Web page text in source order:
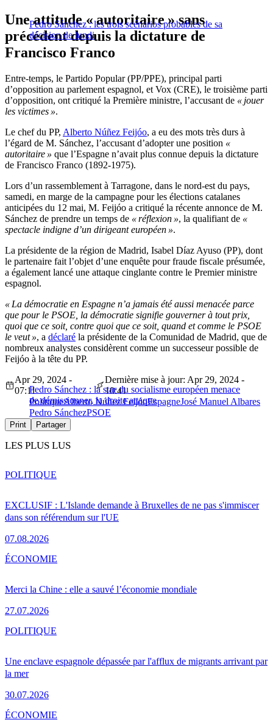
Pedro Sánchez : les trois scénarios probables de sa
décision de lundi
Une attitude « autoritaire » sans
précédent depuis la dictature de
Francisco Franco
Entre-temps, le Partido Popular (PP/PPE), principal parti
d’opposition au parlement espagnol, et Vox (CRE), le troisième parti
d’opposition, ont critiqué la Première ministre, l’accusant de « jouer
les victimes ».
Le chef du PP, Alberto Núñez Feijóo, a eu des mots très durs à
l’égard de M. Sánchez, l’accusant d’adopter une position «
autoritaire » que l’Espagne n’avait plus connue depuis la dictature
de Francisco Franco (1892-1975).
Lors d’un rassemblement à Tarragone, dans le nord-est du pays,
samedi, en marge de la campagne pour les élections catalanes
anticipées du 12 mai, M. Feijóo a critiqué la récente annonce de M.
Sánchez de prendre un temps de « réflexion », la qualifiant de «
spectacle indigne d’un dirigeant européen ».
La présidente de la région de Madrid, Isabel Díaz Ayuso (PP), dont
le partenaire fait l’objet d’une enquête pour fraude fiscale présumée,
a également lancé une attaque cinglante contre le Premier ministre
espagnol.
« La démocratie en Espagne n’a jamais été aussi menacée parce
que pour le PSOE, la démocratie signifie gouverner à tout prix,
quoi que ce soit, contre quoi que ce soit, quand et comme le PSOE
le veut », a déclaré la présidente de la Comunidad de Madrid, que de
nombreux analystes considèrent comme un successeur possible de
Feijóo à la tête du PP.
Pedro Sánchez : la star du socialisme européen menace
de démissionner, la droite attaque
Apr 29, 2024 -
07:11
Dernière mise à jour: Apr 29, 2024 -
10:41
PolitiqueAlberto Núñez FeijóoEspagneJosé Manuel Albares
Pedro SánchezPSOE
Print Partager
LES PLUS LUS
EXCLUSIF : L'Islande demande à Bruxelles de ne pas s'immiscer
dans son référendum sur l'UE
07.08.2026
POLITIQUE
Merci la Chine : elle a sauvé l’économie mondiale
27.07.2026
ÉCONOMIE
Une enclave espagnole dépassée par l'afflux de migrants arrivant par
la mer
30.07.2026
POLITIQUE
ÉCONOMIE